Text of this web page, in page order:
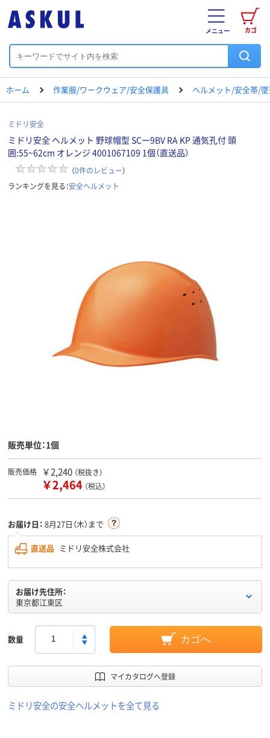
カゴ
メニュー
ホーム 作業服/ワークウェア/安全保護具 ヘルメット/安全帯/
ミドリ安全
ミドリ安全 ヘルメット 野球帽型 SCー9BV RA KP 通気孔付 頭
囲:55~62cm オレンジ 4001067109 1個（直送品）
（0件のレビュー）
ランキングを見る：安全ヘルメット
販売単位：1個
販売価格 ￥2,240 （税抜き）
￥2,464 （税込）
お届け日： 8月27日（木）まで
直送品 ミドリ安全株式会社
お届け先住所：
東京都江東区
数量 カゴへ
マイカタログへ登録
ミドリ安全の安全ヘルメットを全て見る